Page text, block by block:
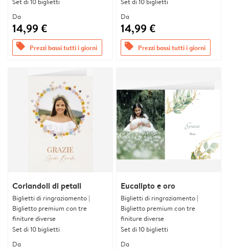
Da
14,99 €
offers Prezzi bassi tutti i giorni
Da
14,99 €
offers Prezzi bassi tutti i giorni
Coriandoli di petali
Biglietti di ringraziamento |
Biglietto premium con tre
finiture diverse
Set di 10 biglietti
Da
Eucalipto e oro
Biglietti di ringraziamento |
Biglietto premium con tre
finiture diverse
Set di 10 biglietti
Da